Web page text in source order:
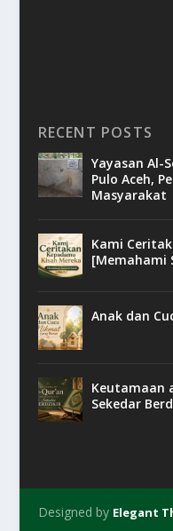
RECENT POSTS
Yayasan Al-
Pulo Aceh,
Masyarakat
Kami
[Memahami
Anak dan
Keutamaan
Sekedar
Designed by Elegant